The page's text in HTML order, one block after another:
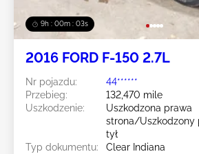
9h : 00m : 01s
2016 FORD F-150 2.7L
Nr pojazdu:
44******
Przebieg:
132,470 mile
Uszkodzenie:
Uszkodzona prawa
strona/Uszkodzony
tył
Typ dokumentu:
Clear Indiana